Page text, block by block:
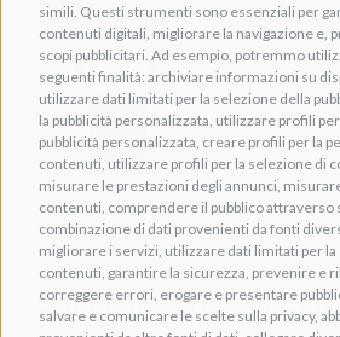
simili. Questi strumenti sono essenziali per
contenuti digitali, migliorare la navigazione e,
scopi pubblicitari. Ad esempio, potremmo
seguenti finalità: archiviare informazioni su
utilizzare dati limitati per la selezione della
la pubblicità personalizzata, utilizzare profili
pubblicità personalizzata, creare profili per la
contenuti, utilizzare profili per la selezione di
misurare le prestazioni degli annunci,
contenuti, comprendere il pubblico attraverso
combinazione di dati provenienti da fonti
migliorare i servizi, utilizzare dati limitati per
contenuti, garantire la sicurezza, prevenire e
correggere errori, erogare e presentare
salvare e comunicare le scelte sulla privacy,
EUROMET 20910 K